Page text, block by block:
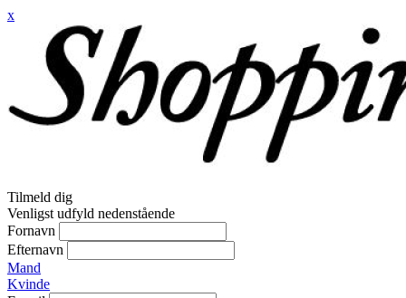
x
Tilmeld dig
Venligst udfyld nedenstående
Fornavn
Efternavn
Mand
Kvinde